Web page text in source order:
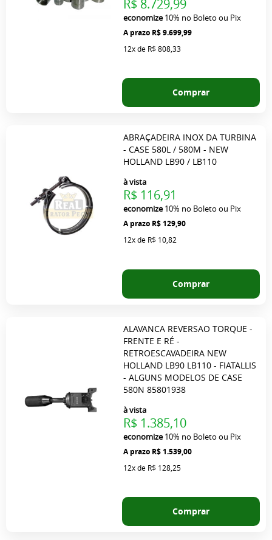
R$ 9.699,99
R$ 8.729,99
economize10% no Boleto ou Pix
12xde R$ 808,33
Comprar
ABRAÇADEIRA INOX DA TURBINA
- CASE 580L / 580M - NEW
HOLLAND LB90 / LB110
R$ 129,90
à vista
R$ 116,91
economize10% no Boleto ou Pix
12xde R$ 10,82
Comprar
ALAVANCA REVERSAO TORQUE -
FRENTE E RÉ -
RETROESCAVADEIRA NEW
HOLLAND LB90 LB110 - FIATALLIS
- ALGUNS MODELOS DE CASE
580N 85801938
R$ 1.539,00
à vista
R$ 1.385,10
economize10% no Boleto ou Pix
12xde R$ 128,25
Comprar